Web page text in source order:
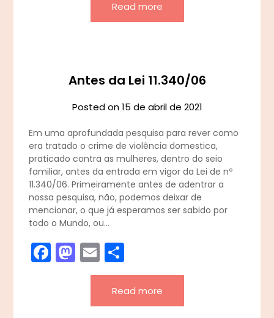
Read more
Antes da Lei 11.340/06
Posted on15 de abril de 2021
Em uma aprofundada pesquisa para rever como
era tratado o crime de violência domestica,
praticado contra as mulheres, dentro do seio
familiar, antes da entrada em vigor da Lei de nº
11.340/06. Primeiramente antes de adentrar a
nossa pesquisa, não, podemos deixar de
mencionar, o que já esperamos ser sabido por
todo o Mundo, ou…
Facebook
Mastodon
Email
Read more